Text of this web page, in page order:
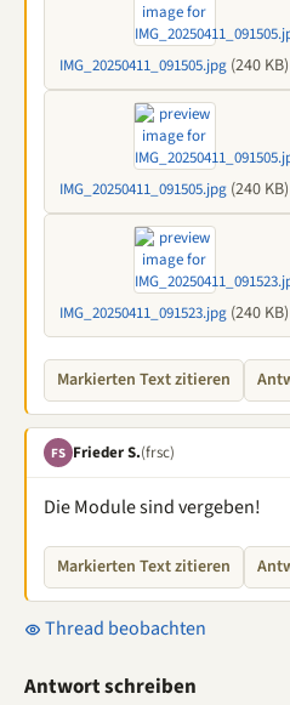
IMG_20250411_091505.jpg (240 KB)
IMG_20250411_091505.jpg (240 KB)
IMG_20250411_091523.jpg (240 KB)
Markierten Text zitieren
FS Frieder S.(frsc)
Die Module sind vergeben!
Markierten Text zitieren
Thread beobachten
Antwort schreiben